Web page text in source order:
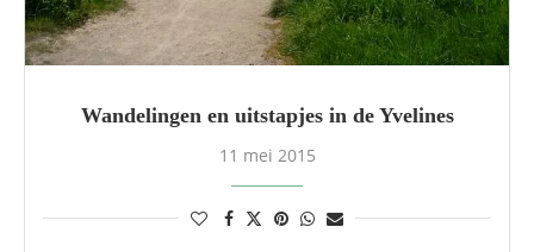
Wandelingen en uitstapjes in de Yvelines
11 mei 2015